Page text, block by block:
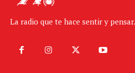
La radio que te hace sentir y pensar.